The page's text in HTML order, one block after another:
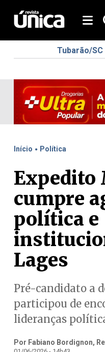
Tubarão/SC
Início . Política
Expedito
cumpre
política e
Lages
Pré-candidato a
participou de
lideranças
Por Fabiano Bordignon,